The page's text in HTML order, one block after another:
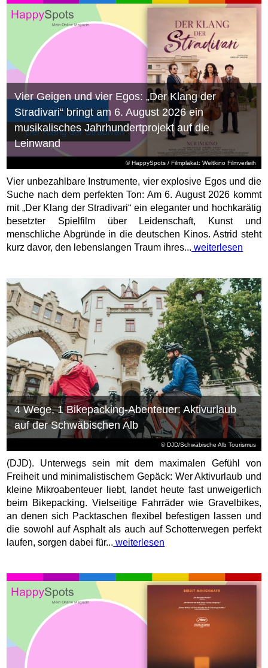
© HappySpots / Filmplakat: Weltkino Filmverleih
Vier Geigen und vier Egos: „Der Klang der
Stradivari“ bringt am 6. August 2026 ein
musikalisches Jahrhundertprojekt auf die
Leinwand
Vier unbezahlbare Instrumente, vier explosive Egos und die
Suche nach dem perfekten Ton: Am 6. August 2026 kommt
mit „Der Klang der Stradivari“ ein eleganter und hochkarätig
besetzter Spielfilm über Leidenschaft, Kunst und
menschliche Abgründe in die deutschen Kinos. Astrid steht
kurz davor, den lebenslangen Traum ihres... weiterlesen
© DJD/Schwäbische Alb Tourismus
4 Wege, 1 Bikepacking-Abenteuer: Aktivurlaub
auf der Schwäbischen Alb
(DJD). Unterwegs sein mit dem maximalen Gefühl von
Freiheit und minimalistischem Gepäck: Wer Aktivurlaub und
kleine Mikroabenteuer liebt, landet heute fast unweigerlich
beim Bikepacking. Vielseitige Fahrräder wie Gravelbikes,
an denen sich Packtaschen flexibel befestigen lassen und
die sowohl auf Asphalt als auch auf Schotterwegen perfekt
laufen, sorgen dabei für... weiterlesen